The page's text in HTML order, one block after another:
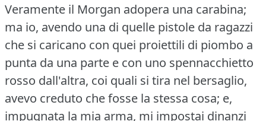
Veramente il Morgan adopera una carabina;
ma io, avendo una di quelle pistole da ragazzi
che si caricano con quei proiettili di piombo a
punta da una parte e con uno spennacchietto
rosso dall'altra, coi quali si tira nel bersaglio,
avevo creduto che fosse la stessa cosa; e,
impugnata la mia arma, mi impostai dinanzi